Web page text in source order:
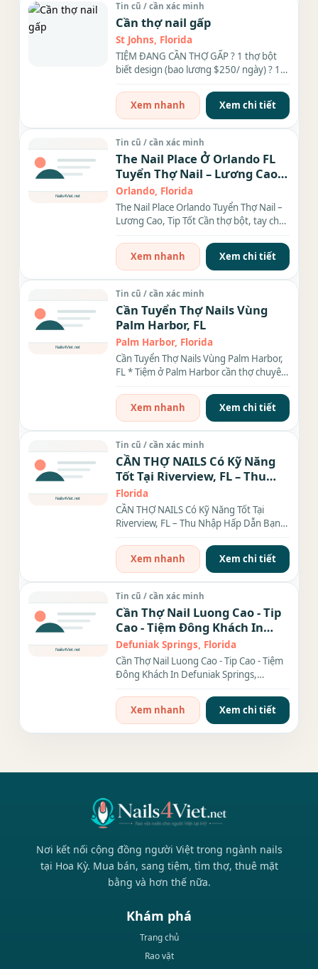
Tin cũ / cần xác minh
Cần thợ nail gấp
St Johns, Florida
TIỆM ĐANG CẦN THỢ GẤP ? 1 thợ bột
biết design (bao lương $250/ ngày) ? 1
Xem nhanh
Xem chi tiết
Tin cũ / cần xác minh
The Nail Place Ở Orlando FL
Tuyển Thợ Nail – Lương Cao,
Tip Tốt
Orlando, Florida
The Nail Place Orlando Tuyển Thợ Nail –
Lương Cao, Tip Tốt Cần thợ bột, tay chân
Xem nhanh
Xem chi tiết
Tin cũ / cần xác minh
Cần Tuyển Thợ Nails Vùng
Palm Harbor, FL
Palm Harbor, Florida
Cần Tuyển Thợ Nails Vùng Palm Harbor,
FL * Tiệm ở Palm Harbor cần thợ chuyên
Xem nhanh
Xem chi tiết
Tin cũ / cần xác minh
CẦN THỢ NAILS Có Kỹ Năng
Tốt Tại Riverview, FL – Thu
Nhập Hấp Dẫn
Florida
CẦN THỢ NAILS Có Kỹ Năng Tốt Tại
Riverview, FL – Thu Nhập Hấp Dẫn Bạn
Xem nhanh
Xem chi tiết
Tin cũ / cần xác minh
Cần Thợ Nail Luong Cao - Tip
Cao - Tiệm Đông Khách In
Defuniak Springs, Florida.
Defuniak Springs, Florida
Cần Thợ Nail Luong Cao - Tip Cao - Tiệm
Đông Khách In Defuniak Springs,
Xem nhanh
Xem chi tiết
Nơi kết nối cộng đồng người Việt trong ngành nails
tại Hoa Kỳ. Mua bán, sang tiệm, tìm thợ, thuê mặt
bằng và hơn thế nữa.
Khám phá
Trang chủ
Rao vặt